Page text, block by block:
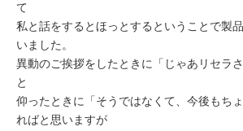
て
私と話をするとほっとするということで製
いました。
異動のご挨拶をしたときに「じゃあリセラ
と
仰ったときに「そうではなくて、今後もち
ればと思いますが